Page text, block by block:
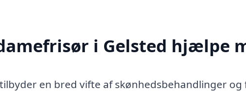
i Gelsted hjælpe
en bred vifte af skønhedsbehandlinger